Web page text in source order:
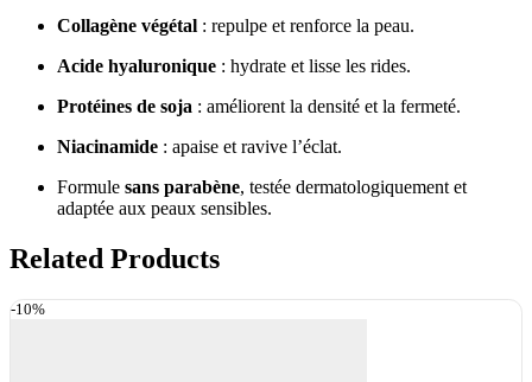
Collagène végétal : repulpe et renforce la peau.
Acide hyaluronique : hydrate et lisse les rides.
Protéines de soja : améliorent la densité et la fermeté.
Niacinamide : apaise et ravive l’éclat.
Formule sans parabène, testée dermatologiquement et
adaptée aux peaux sensibles.
Related Products
-10%